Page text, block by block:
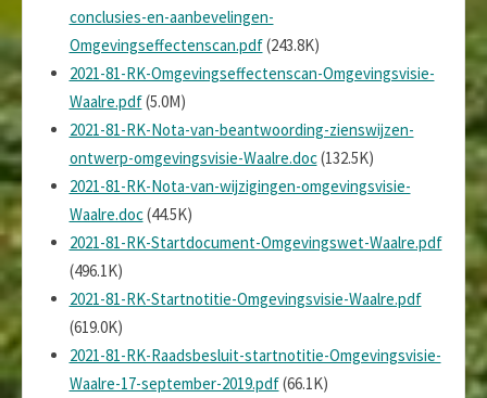
conclusies-en-aanbevelingen-
Omgevingseffectenscan.pdf(243.8K)
2021-81-RK-Omgevingseffectenscan-Omgevingsvisie-
Waalre.pdf(5.0M)
2021-81-RK-Nota-van-beantwoording-zienswijzen-
ontwerp-omgevingsvisie-Waalre.doc(132.5K)
2021-81-RK-Nota-van-wijzigingen-omgevingsvisie-
Waalre.doc(44.5K)
2021-81-RK-Startdocument-Omgevingswet-Waalre.pdf
(496.1K)
2021-81-RK-Startnotitie-Omgevingsvisie-Waalre.pdf
(619.0K)
2021-81-RK-Raadsbesluit-startnotitie-Omgevingsvisie-
Waalre-17-september-2019.pdf(66.1K)